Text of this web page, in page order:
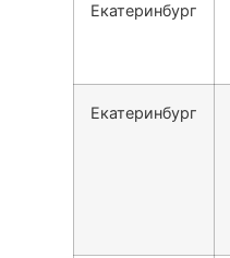
Екатеринбург
Екатеринбург